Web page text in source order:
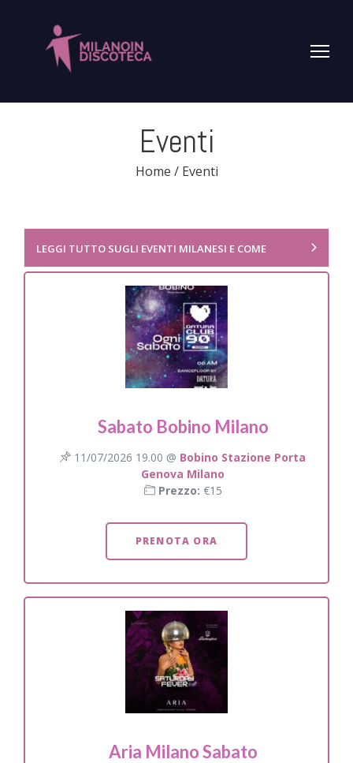
Eventi
Home /Eventi
LEGGI TUTTO SUGLI EVENTI MILANESI E COME
Sabato Bobino Milano
11/07/2026 19.00 @ Bobino Stazione Porta
Genova Milano
Prezzo: €15
PRENOTA ORA
Aria Milano Sabato